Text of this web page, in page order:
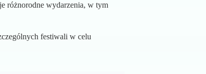
różnorodne wydarzenia, w tym
festiwali w celu